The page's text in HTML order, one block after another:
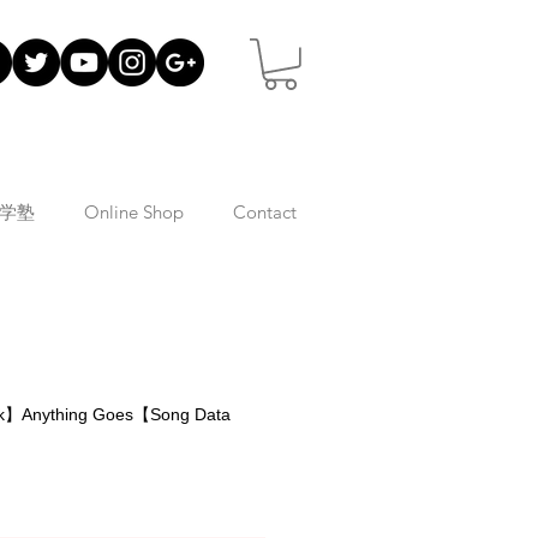
塾 Online Shop Contact
】Anything Goes【Song Data